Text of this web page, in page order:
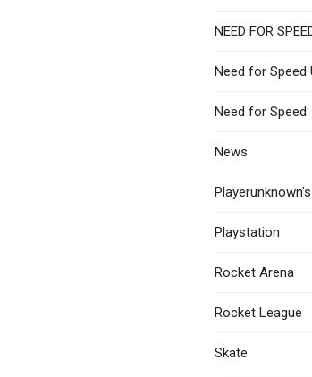
NEED FOR
Need for Speed
Need for
News
Playstation
Rocket Arena
Rocket League
Skate